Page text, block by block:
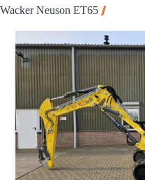
Wacker Neuson ET65